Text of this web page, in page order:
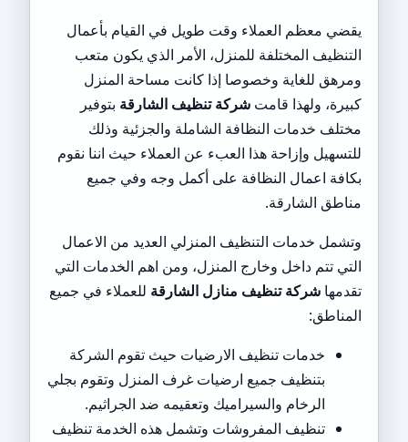
يقضي معظم العملاء وقت طويل في القيام بأعمال
التنظيف المختلفة للمنزل، الأمر الذي يكون متعب
ومرهق للغاية وخصوصا إذا كانت مساحة المنزل
كبيرة، ولهذا قامت شركة تنظيف الشارقة بتوفير
مختلف خدمات النظافة الشاملة والجزئية وذلك
للتسهيل وإزاحة هذا العبء عن العملاء حيث اننا نقوم
بكافة اعمال النظافة على أكمل وجه وفي جميع
مناطق الشارقة.
وتشمل خدمات التنظيف المنزلي العديد من الاعمال
التي تتم داخل وخارج المنزل، ومن اهم الخدمات التي
تقدمها شركة تنظيف منازل الشارقة للعملاء في جميع
المناطق:
خدمات تنظيف الارضيات حيث تقوم الشركة
بتنظيف جميع ارضيات غرف المنزل وتقوم بجلي
الرخام والسيراميك وتعقيمه ضد الجراثيم.
تنظيف المفروشات وتشمل هذه الخدمة تنظيف